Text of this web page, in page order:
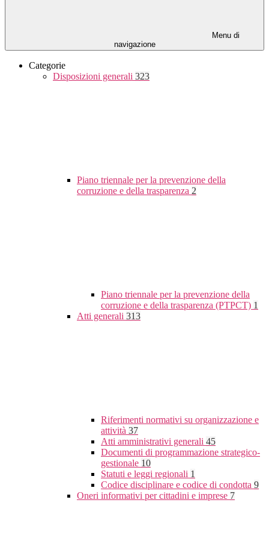
Menu di
navigazione
Categorie
Disposizioni generali 323
Piano triennale per la prevenzione della
corruzione e della trasparenza 2
Piano triennale per la prevenzione della
corruzione e della trasparenza (PTPCT) 1
Atti generali 313
Riferimenti normativi su organizzazione e
attività 37
Atti amministrativi generali 45
Documenti di programmazione strategico-
gestionale 10
Statuti e leggi regionali 1
Codice disciplinare e codice di condotta 9
Oneri informativi per cittadini e imprese 7